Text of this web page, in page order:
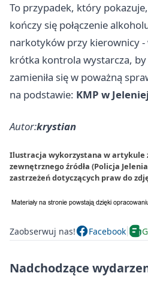
To przypadek, który
kończy się połączenie
narkotyków przy kierownicy -
krótka kontrola wystarcza, by
zamieniła się w poważną
na podstawie: KMP w
Autor:krystian
Ilustracja wykorzystana w artykule
zewnętrznego źródła (Policja
zastrzeżeń dotyczących praw do
Zaobserwuj nas! Facebook
Nadchodzące